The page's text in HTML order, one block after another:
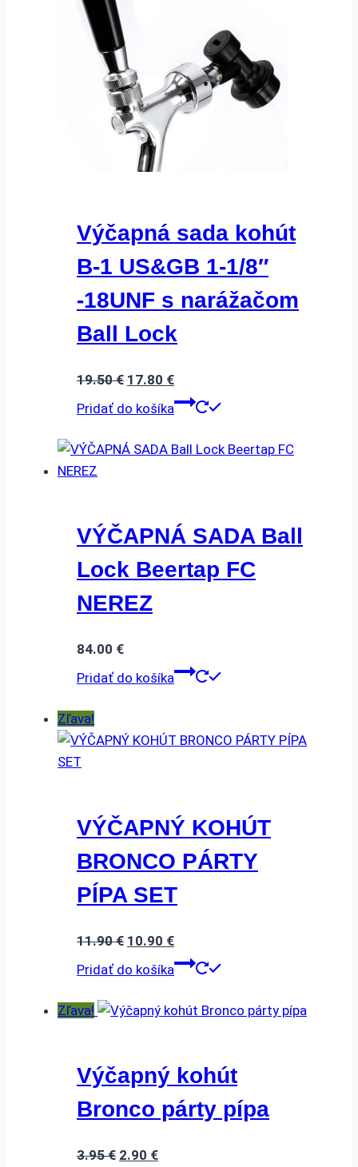
Výčapná sada kohút
B-1 US&GB 1-1/8″
-18UNF s narážačom
Ball Lock
19.50€ Pôvodná
cena
19.50 €.
17.80 €Aktuálna
cena
17.80 €.
Pridať do košíka
VÝČAPNÁ SADA Ball
Lock Beertap FC
NEREZ
84.00 €
Pridať do košíka
Zľava!
VÝČAPNÝ KOHÚT
BRONCO PÁRTY
PÍPA SET
11.90€ Pôvodná
cena
11.90 €.
10.90 €Aktuálna
cena
10.90 €.
Pridať do košíka
Zľava!
Výčapný kohút
Bronco párty pípa
3.95€ Pôvodná
2.90 €Aktuálna